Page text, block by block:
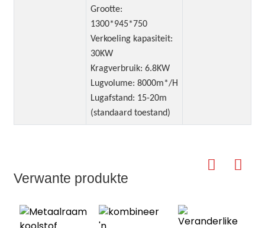
Grootte:
1300*945*750
Verkoeling kapasiteit:
30KW
Kragverbruik: 6.8KW
Lugvolume: 8000m*/H
Lugafstand: 15-20m
(standaard toestand)
Verwante produkte